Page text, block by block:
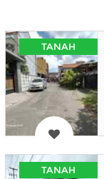
TANAH
TANAH